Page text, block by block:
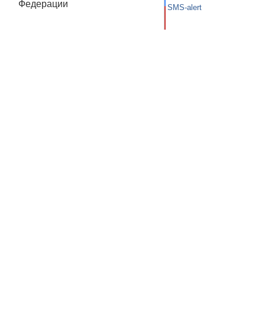
Федерации SMS-alert